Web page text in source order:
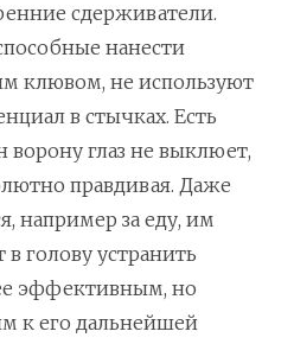
сдерживатели.
нанести
клювом, не используют
в стычках. Есть
ворону глаз не выклюет,
правдивая. Даже
например за еду, им
голову устранить
эффективным, но
к его дальнейшей